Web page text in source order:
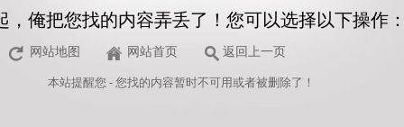
，俺把您找的内容弄丢了！您可以选择以下操作
网站地图 网站首页 返回上一页
本站提醒您 - 您找的内容暂时不可用或者被删除了！